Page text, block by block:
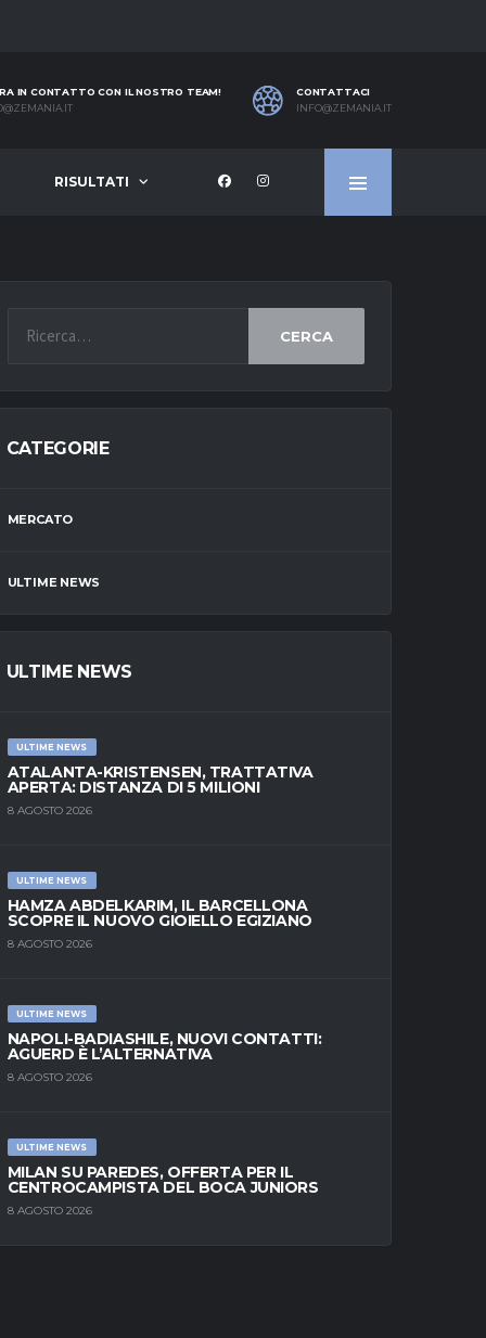
IN CONTATTO CON IL NOSTRO TEAM!
CONTATTACI
INFO@ZEMANIA.IT
RISULTATI
CERCA
CATEGORIE
MERCATO
ULTIME NEWS
ULTIME NEWS
ULTIME NEWS
ATALANTA-KRISTENSEN, TRATTATIVA
APERTA: DISTANZA DI 5 MILIONI
8 AGOSTO 2026
ULTIME NEWS
HAMZA ABDELKARIM, IL BARCELLONA
SCOPRE IL NUOVO GIOIELLO EGIZIANO
8 AGOSTO 2026
ULTIME NEWS
NAPOLI-BADIASHILE, NUOVI CONTATTI:
AGUERD È L’ALTERNATIVA
8 AGOSTO 2026
ULTIME NEWS
MILAN SU PAREDES, OFFERTA PER IL
CENTROCAMPISTA DEL BOCA JUNIORS
8 AGOSTO 2026